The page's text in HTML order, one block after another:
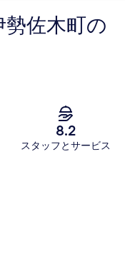
佐木町の
8.2
スタッフとサービス